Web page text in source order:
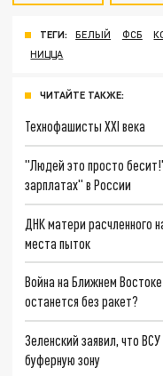
ТЕГИ: БЕЛЫЙ ФСБ
НИЦЦА
ЧИТАЙТЕ ТАКЖЕ:
Технофашисты XXI века
"Людей это просто
зарплатах" в России
ДНК матери расчленного
места пыток
Война на Ближнем
останется без ракет?
Зеленский заявил, что
буферную зону